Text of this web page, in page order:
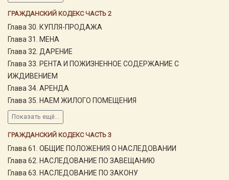
ГРАЖДАНСКИЙ КОДЕКС ЧАСТЬ 2
Глава 30. КУПЛЯ-ПРОДАЖА
Глава 31. МЕНА
Глава 32. ДАРЕНИЕ
Глава 33. РЕНТА И ПОЖИЗНЕННОЕ СОДЕРЖАНИЕ С
ИЖДИВЕНИЕМ
Глава 34. АРЕНДА
Глава 35. НАЕМ ЖИЛОГО ПОМЕЩЕНИЯ
Показать ещё...
ГРАЖДАНСКИЙ КОДЕКС ЧАСТЬ 3
Глава 61. ОБЩИЕ ПОЛОЖЕНИЯ О НАСЛЕДОВАНИИ
Глава 62. НАСЛЕДОВАНИЕ ПО ЗАВЕЩАНИЮ
Глава 63. НАСЛЕДОВАНИЕ ПО ЗАКОНУ